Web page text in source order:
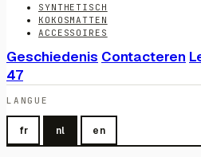
SYNTHETISCH
KOKOSMATTEN
ACCESSOIRES
Geschiedenis Contacteren
47
LANGUE
fr nl en